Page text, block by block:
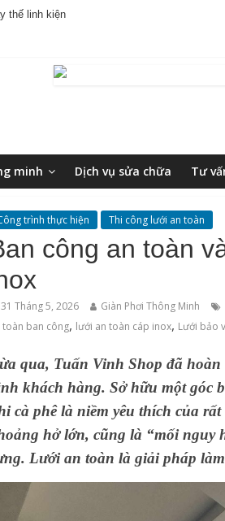
thế linh kiện
minh Dịch vụ sửa chữa Tư
trình thực hiện Thi công lưới an toàn
công an toàn
31 Tháng 5, 2026 Giàn Phơi Thông Minh
toàn ban công, lưới an toàn cáp inox, Lưới bảo
qua, Tuấn Vinh Shop đã hoàn
khách hàng. Sở hữu một góc
cà phê là niềm yêu thích của
hở lớn, cũng là “mối nguy
Lưới an toàn là giải pháp